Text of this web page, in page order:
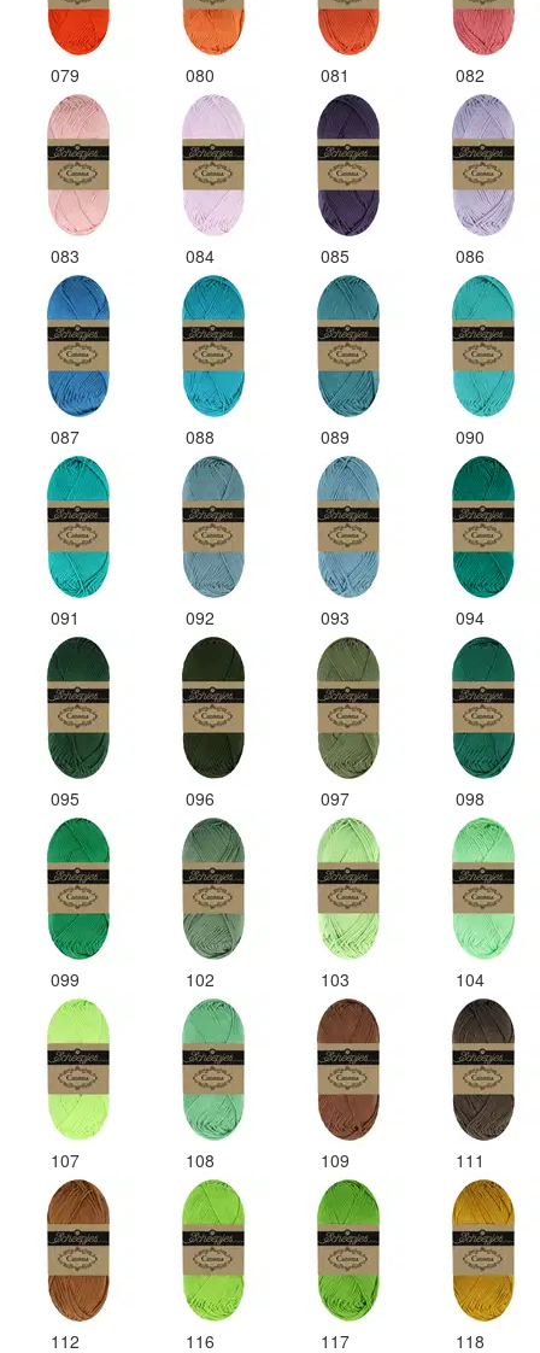
079 080 081 082
083 084 085 086
087 088 089 090
091 092 093 094
095 096 097 098
099 102 103 104
107 108 109 111
112 116 117 118